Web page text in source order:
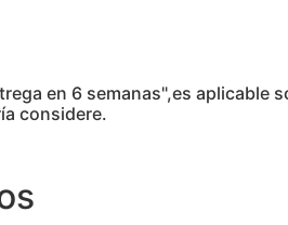
en 6 semanas",es
considere.